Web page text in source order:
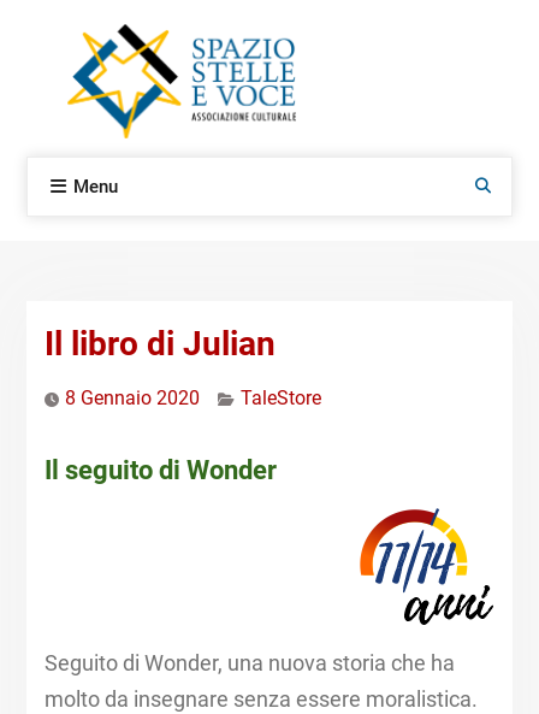
Menu Search
Il libro di Julian
8 Gennaio 2020 TaleStore
Il seguito di Wonder
Seguito di Wonder, una nuova storia che ha
molto da insegnare senza essere moralistica.